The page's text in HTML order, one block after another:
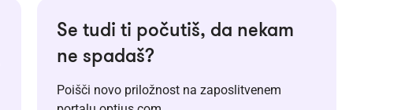
Se tudi ti počutiš, da nekam
ne spadaš?
Poišči novo priložnost na zaposlitvenem